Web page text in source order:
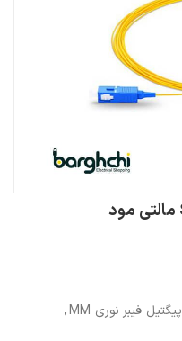
پیگتیل فیبر نوری MM
,